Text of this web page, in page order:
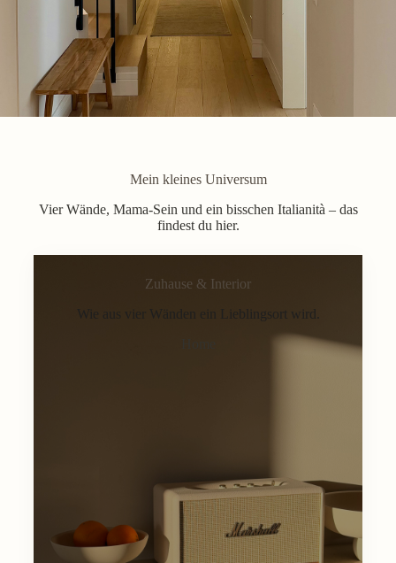
Mein kleines Universum
Vier Wände, Mama-Sein und ein bisschen Italianità – das
findest du hier.
Zuhause & Interior
Wie aus vier Wänden ein Lieblingsort wird.